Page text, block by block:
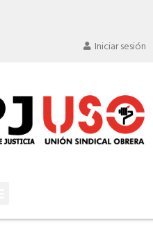
Iniciar sesión